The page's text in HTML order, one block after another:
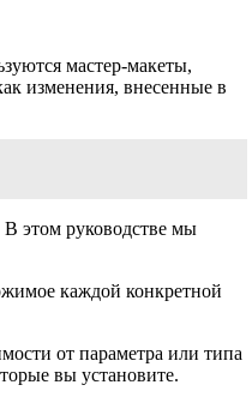
мастер-макеты,
изменения, внесенные в
В этом руководстве мы
каждой конкретной
от параметра или типа
вы установите.